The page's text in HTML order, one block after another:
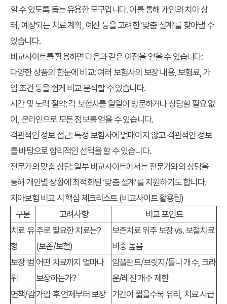
할 수 있도록 돕는 유용한 도구입니다. 이를 통해 개인의 치아 상
태, 예상되는 치료 계획, 예산 등을 고려한 ‘맞춤 설계’를 찾아낼 수
있습니다.
비교사이트를 활용하면 다음과 같은 이점을 얻을 수 있습니다:
다양한 상품의 한눈에 비교: 여러 보험사의 보장 내용, 보험료, 가
입 조건 등을 쉽게 비교 분석할 수 있습니다.
시간 및 노력 절약: 각 보험사를 일일이 방문하거나 상담할 필요 없
이, 온라인으로 모든 정보를 얻을 수 있습니다.
객관적인 정보 접근: 특정 보험사에 얽매이지 않고 객관적인 정보
를 바탕으로 합리적인 선택을 할 수 있습니다.
전문가의 맞춤 상담: 일부 비교사이트에서는 전문가와의 상담을
통해 개인별 상황에 최적화된 ‘맞춤 설계’를 지원하기도 합니다.
치아보험 비교 시 핵심 체크리스트 (비교사이트 활용팁)
구분
고려사항
비교 포인트
치료 유
형
주로 필요한 치료는?
(보존/보철)
보존치료 위주 보장 vs. 보철치료
비중 높음
보장 범
위
어떤 치료까지 얼마나
보장하는가?
임플란트/브릿지/틀니 개수, 크라
운/레진 개수 제한
면책/감가입 후 언제부터 보장
기간이 짧을수록 유리, 치료 시급